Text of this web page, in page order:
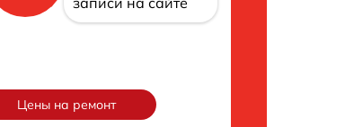
Цены на ремонт